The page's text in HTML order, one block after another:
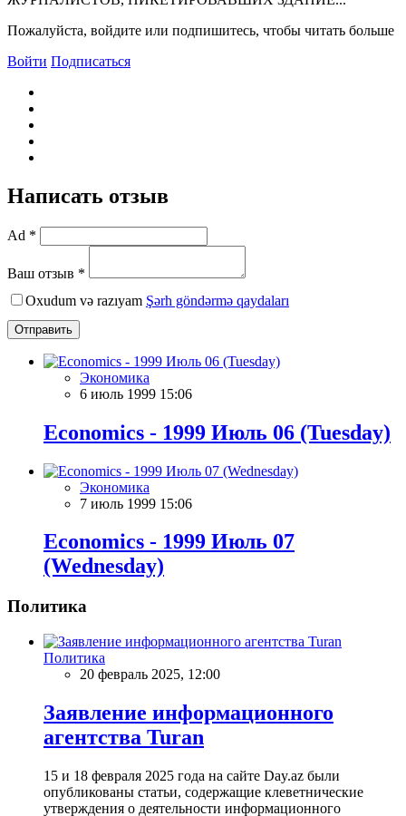
Пожалуйста, войдите или подпишитесь, чтобы читать больше
Войти Подписаться
Написать отзыв
Ad *
Ваш отзыв *
Oxudum və razıyam Şərh göndərmə qaydaları
Отправить
Экономика
6 июль 1999 15:06
Economics - 1999 Июль 06 (Tuesday)
Экономика
7 июль 1999 15:06
Economics - 1999 Июль 07
(Wednesday)
Политика
Политика
20 февраль 2025, 12:00
Заявление информационного
агентства Turan
15 и 18 февраля 2025 года на сайте Day.az были
опубликованы статьи, содержащие клеветнические
утверждения о деятельности информационного